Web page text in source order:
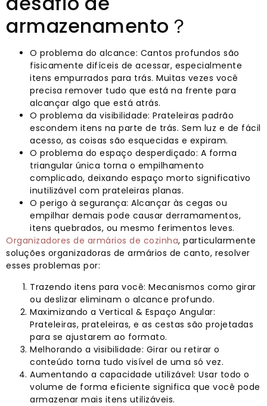
armazenamento？
O problema do alcance: Cantos profundos são
fisicamente difíceis de acessar, especialmente
itens empurrados para trás. Muitas vezes você
precisa remover tudo que está na frente para
alcançar algo que está atrás.
O problema da visibilidade: Prateleiras padrão
escondem itens na parte de trás. Sem luz e de fácil
acesso, as coisas são esquecidas e expiram.
O problema do espaço desperdiçado: A forma
triangular única torna o empilhamento
complicado, deixando espaço morto significativo
inutilizável com prateleiras planas.
O perigo à segurança: Alcançar às cegas ou
empilhar demais pode causar derramamentos,
itens quebrados, ou mesmo ferimentos leves.
Organizadores de armários de cozinha, particularmente
soluções organizadoras de armários de canto, resolver
esses problemas por:
Trazendo itens para você: Mecanismos como girar
ou deslizar eliminam o alcance profundo.
Maximizando a Vertical & Espaço Angular:
Prateleiras, prateleiras, e as cestas são projetadas
para se ajustarem ao formato.
Melhorando a visibilidade: Girar ou retirar o
conteúdo torna tudo visível de uma só vez.
Aumentando a capacidade utilizável: Usar todo o
volume de forma eficiente significa que você pode
armazenar mais itens utilizáveis.